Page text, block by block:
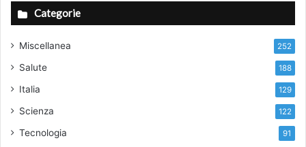
Categorie
Miscellanea 252
Salute 188
Italia 129
Scienza 122
Tecnologia 91